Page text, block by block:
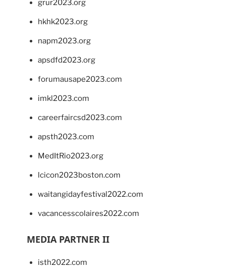
grur2023.org
hkhk2023.org
napm2023.org
apsdfd2023.org
forumausape2023.com
imkl2023.com
careerfaircsd2023.com
apsth2023.com
MedItRio2023.org
lcicon2023boston.com
waitangidayfestival2022.com
vacancesscolaires2022.com
MEDIA PARTNER II
isth2022.com